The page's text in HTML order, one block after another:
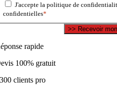
J'accepte la politique de
confidentielles*
rapide
100% gratuit
clients pro